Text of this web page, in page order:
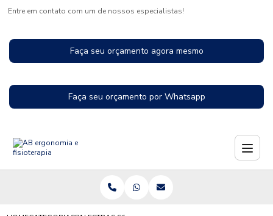
Entre em contato com um de nossos especialistas!
Faça seu orçamento agora mesmo
Faça seu orçamento por Whatsapp